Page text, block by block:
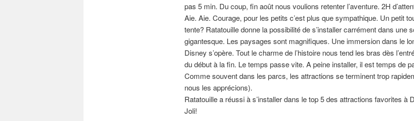
pas 5 min. Du coup, fin août nous voulions retenter l’aventure. 2H
Aie. Aie. Courage, pour les petits c’est plus que sympathique. Un petit
tente? Ratatouille donne la possibilité de s’installer carrément dans une
gigantesque. Les paysages sont magnifiques. Une immersion dans le
Disney s’opère. Tout le charme de l’histoire nous tend les bras dès
du début à la fin. Le temps passe vite. A peine installer, il est temps de
Comme souvent dans les parcs, les attractions se terminent trop
nous les apprécions).
Ratatouille a réussi à s’installer dans le top 5 des attractions favorites à
Joli!